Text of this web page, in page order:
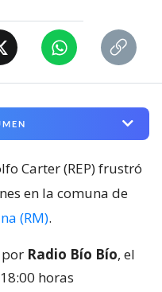
Carter (REP) frustró
en la comuna de
(RM).
Radio Bío Bío, el
horas